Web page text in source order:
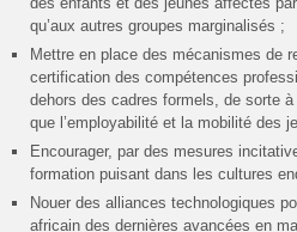
qu’aux autres groupes marginalisés ;
Mettre en place des mécanismes de
certification des compétences
dehors des cadres formels, de sorte à
que l’employabilité et la mobilité des
Encourager, par des mesures
formation puisant dans les cultures
Nouer des alliances technologiques
africain des dernières avancées en